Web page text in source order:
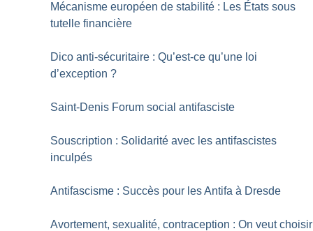
Mécanisme européen de stabilité : Les États sous
tutelle financière
Dico anti-sécuritaire : Qu’est-ce qu’une loi
d’exception ?
Saint-Denis Forum social antifasciste
Souscription : Solidarité avec les antifascistes
inculpés
Antifascisme : Succès pour les Antifa à Dresde
Avortement, sexualité, contraception : On veut choisir